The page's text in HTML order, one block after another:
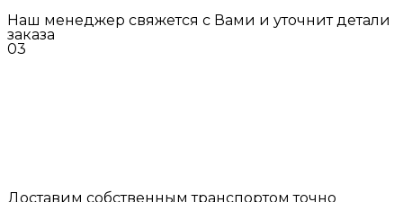
Наш менеджер свяжется с Вами и уточнит детали
заказа
03
Доставим собственным транспортом точно